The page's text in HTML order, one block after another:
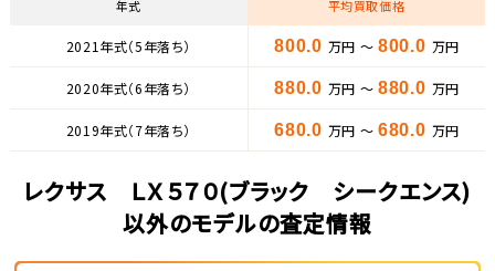
年式 平均買取価格
2021年式（5年落ち） 800.0 万円 ～ 800.0 万円
2020年式（6年落ち） 880.0 万円 ～ 880.0 万円
2019年式（7年落ち） 680.0 万円 ～ 680.0 万円
レクサス ＬＸ５７０(ブラック シークエンス)
以外のモデルの査定情報